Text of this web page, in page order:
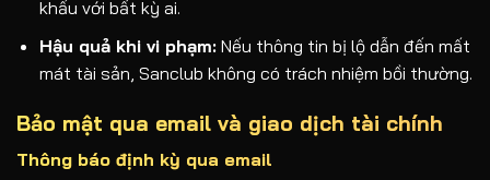
khẩu với bất kỳ ai.
Hậu quả khi vi phạm:Nếu thông tin bị lộ dẫn đến mất
mát tài sản, Sanclub không có trách nhiệm bồi thường.
Bảo mật qua email và giao dịch tài chính
Thông báo định kỳ qua email